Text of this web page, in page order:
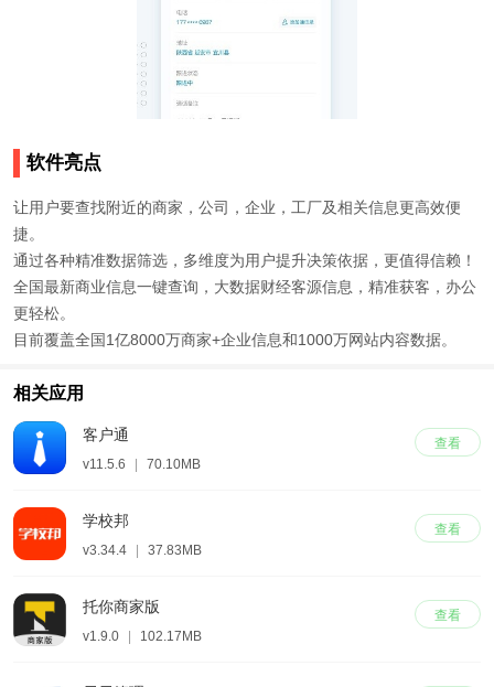
软件亮点
让用户要查找附近的商家，公司，企业，工厂及相关信息更高效便
捷。
通过各种精准数据筛选，多维度为用户提升决策依据，更值得信赖！
全国最新商业信息一键查询，大数据财经客源信息，精准获客，办公
更轻松。
目前覆盖全国1亿8000万商家+企业信息和1000万网站内容数据。
相关应用
查看
客户通
v11.5.6 70.10MB
查看
学校邦
v3.34.4 37.83MB
查看
托你商家版
v1.9.0 102.17MB